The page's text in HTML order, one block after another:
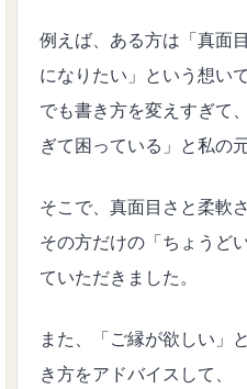
例えば、ある方は「真面
になりたい」という想い
でも書き方を変えすぎて
ぎて困っている」と私の元
そこで、真面目さと柔軟
その方だけの「ちょうど
ていただきました。
また、「ご縁が欲しい」
き方をアドバイスして、